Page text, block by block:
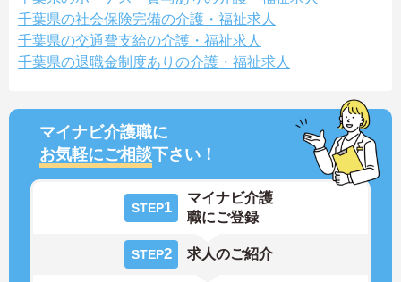
千葉県の社会保険完備の介護・福祉求人
千葉県の交通費支給の介護・福祉求人
千葉県の退職金制度ありの介護・福祉求人
マイナビ介護職に
お気軽にご相談下さい！
STEP1
マイナビ介護
職にご登録
STEP2 求人のご紹介